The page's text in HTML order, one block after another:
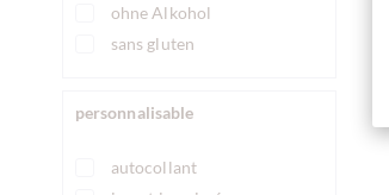
ohne Alkohol
sans gluten
personnalisable
autocollant